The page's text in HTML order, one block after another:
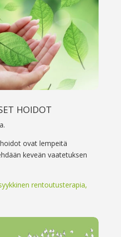
HOIDOT
ovat lempeitä
keveän vaatetuksen
rentoutusterapia,